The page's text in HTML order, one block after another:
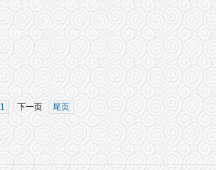
1 下一页 尾页